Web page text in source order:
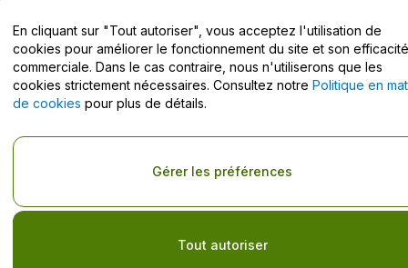
Copyright © viagogo Entertainment Inc 2026 Informations sur
l'entreprise
En utilisant ce site web, vous acceptez lesConditions générales, la
Politique de confidentialité , laPolitique en matière de cookieset la
Politique de confidentialité pour les appareils mobiles
Ne pas partager mes informations personnelles / Mes choix en
En cliquant sur "Tout autoriser", vous acceptez l'utilisation de
cookies pour améliorer le fonctionnement du site et son efficacité
commerciale. Dans le cas contraire, nous n'utiliserons que les
cookies strictement nécessaires. Consultez notre Politique en
de cookies pour plus de détails.
Tout autoriser
Gérer les préférences